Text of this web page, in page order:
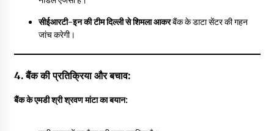
सीईआरटी-इन की टीम दिल्ली से शिमला आकरबैंक के डाटा सेंटर की गहन
जांच करेगी।
4. बैंक की प्रतिक्रिया और बचाव:
बैंक के एमडी श्री श्रवण मांटा का बयान: